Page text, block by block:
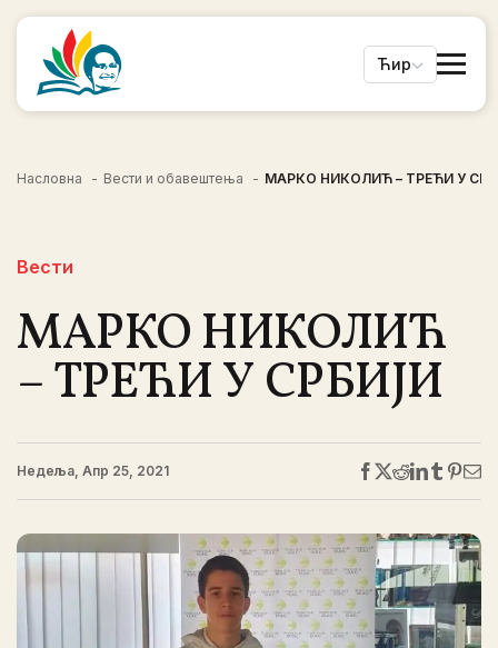
Ћир
Насловна Вести и обавештења МАРКО НИКОЛИЋ – ТРЕЋИ У
Вести
МАРКО НИКОЛИЋ
– ТРЕЋИ У СРБИЈИ
Недеља, Апр 25, 2021